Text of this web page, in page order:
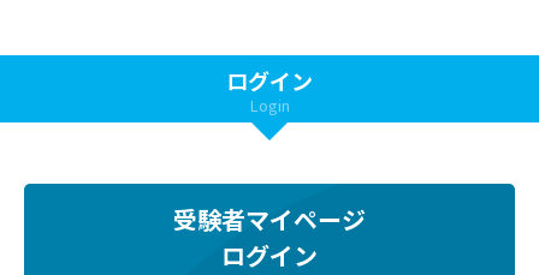
ログイン
Login
受験者マイページ
ログイン